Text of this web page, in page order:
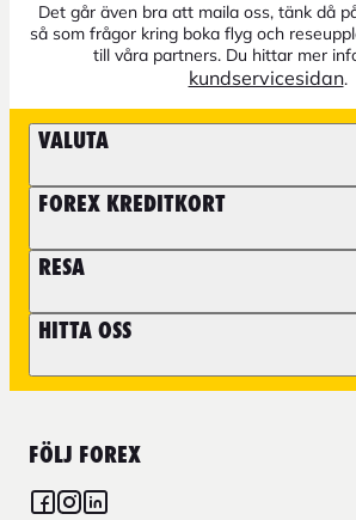
Det går även bra att maila oss, tänk då
så som frågor kring boka flyg och
till våra partners. Du hittar mer
kundservicesidan.
VALUTA
FOREX KREDITKORT
RESA
HITTA OSS
FÖLJ FOREX